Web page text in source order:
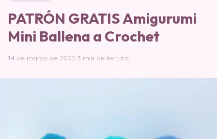
PATRÓN GRATIS Amigurumi
Mini Ballena a Crochet
14 de marzo de 2022·3 min de lectura